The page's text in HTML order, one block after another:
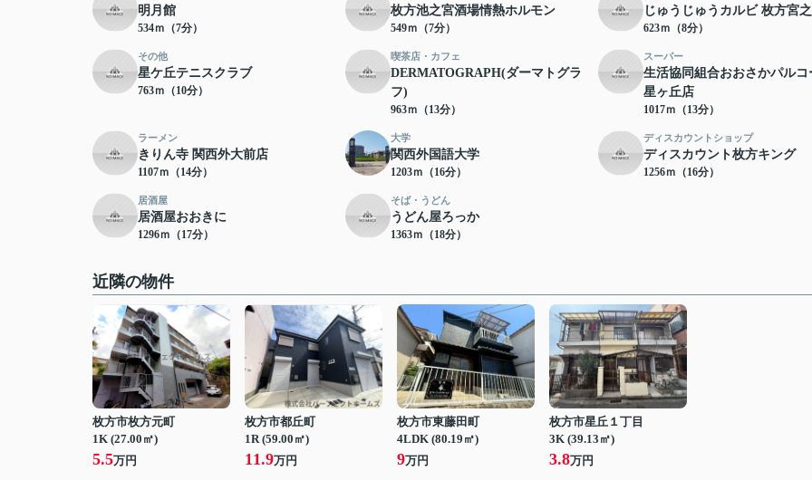
明月館
534ｍ（7分）
枚方池之宮酒場情熱ホルモン
549ｍ（7分）
じゅうじゅうカルビ 枚方宮
623ｍ（8分）
その他
星ケ丘テニスクラブ
763ｍ（10分）
喫茶店・カフェ
DERMATOGRAPH(ダーマトグラ
フ)
963ｍ（13分）
スーパー
生活協同組合おおさかパルコ
星ヶ丘店
1017ｍ（13分）
ラーメン
きりん寺 関西外大前店
1107ｍ（14分）
大学
関西外国語大学
1203ｍ（16分）
ディスカウントショップ
ディスカウント枚方キング
1256ｍ（16分）
居酒屋
居酒屋おおきに
1296ｍ（17分）
そば・うどん
うどん屋ろっか
1363ｍ（18分）
近隣の物件
枚方市枚方元町
1K (27.00㎡)
5.5万円
枚方市都丘町
1R (59.00㎡)
11.9万円
枚方市東藤田町
4LDK (80.19㎡)
9万円
枚方市星丘１丁目
3K (39.13㎡)
3.8万円